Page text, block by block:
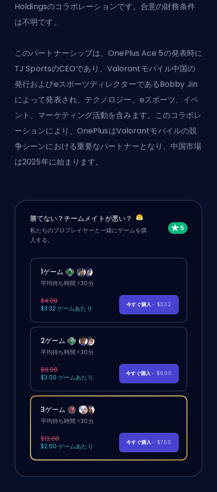
Holdingsのコラボレーションです。合意の財務条件
は不明です。
このパートナーシップは、OnePlus Ace 5の発表時に
TJ SportsのCEOであり、Valorantモバイル中国の
発行およびeスポーツディレクターであるBobby Jin
によって発表され、テクノロジー、eスポーツ、イベ
ント、マーケティング活動を含みます。このコラボレ
ーションにより、OnePlusはValorantモバイルの競
争シーンにおける重要なパートナーとなり、中国市場
は2025年に始まります。
勝てない？チームメイトが悪い？
私たちのプロプレイヤーと一緒にゲームを購
入する。
1ゲーム
平均待ち時間 <30分
$4.00
$3.32 ゲームあたり
今すぐ購入- $3.32
2ゲーム
平均待ち時間 <30分
$8.00
$3.00 ゲームあたり
今すぐ購入- $6.00
3ゲーム
平均待ち時間 <30分
$12.00
$2.50 ゲームあたり
今すぐ購入- $7.50